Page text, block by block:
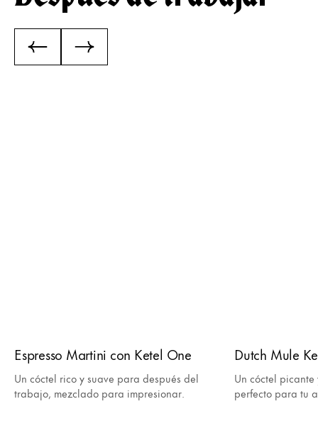
Espresso Martini con Ketel One
Un cóctel rico y suave para después del
trabajo, mezclado para impresionar.
Dutch Mule
Un cóctel
perfecto para tu